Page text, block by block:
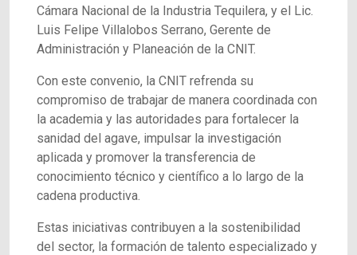
Cámara Nacional de la Industria Tequilera, y el Lic.
Luis Felipe Villalobos Serrano, Gerente de
Administración y Planeación de la CNIT.
Con este convenio, la CNIT refrenda su
compromiso de trabajar de manera coordinada con
la academia y las autoridades para fortalecer la
sanidad del agave, impulsar la investigación
aplicada y promover la transferencia de
conocimiento técnico y científico a lo largo de la
cadena productiva.
Estas iniciativas contribuyen a la sostenibilidad
del sector, la formación de talento especializado y